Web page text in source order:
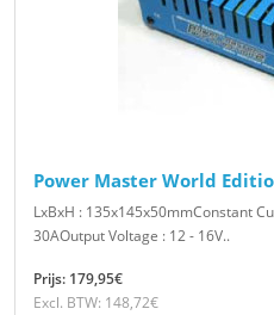
Power Master World
LxBxH : 135x145x50mmConstant
30AOutput Voltage : 12 - 16V..
Prijs: 179,95€
Excl. BTW: 148,72€